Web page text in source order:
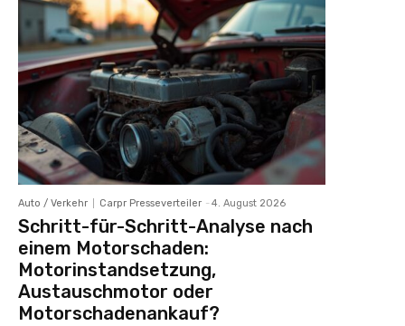
Auto / Verkehr Carpr Presseverteiler - 4. August 2026
Schritt-für-Schritt-Analyse nach
einem Motorschaden:
Motorinstandsetzung,
Austauschmotor oder
Motorschadenankauf?